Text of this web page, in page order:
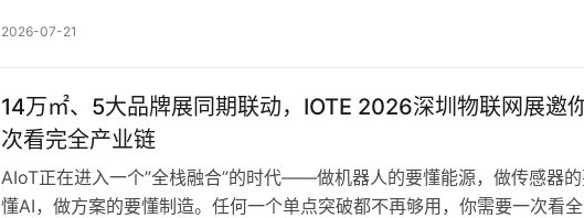
智能产线升级、国内外市场拓展及电力运维服务体系搭建。 工商信息显示
2026-07-21
14万㎡、5大品牌展同期联动，IOTE 2026深圳物联网展邀
次看完全产业链
AIoT正在进入一个”全栈融合”的时代——做机器人的要懂能源，做传感器
懂AI，做方案的要懂制造。任何一个单点突破都不再够用，你需要一次看全